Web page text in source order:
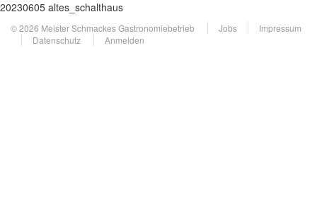
20230605 altes_schalthaus
© 2026 Meister Schmackes Gastronomiebetrieb Jobs
Impressum
Datenschutz
Anmelden